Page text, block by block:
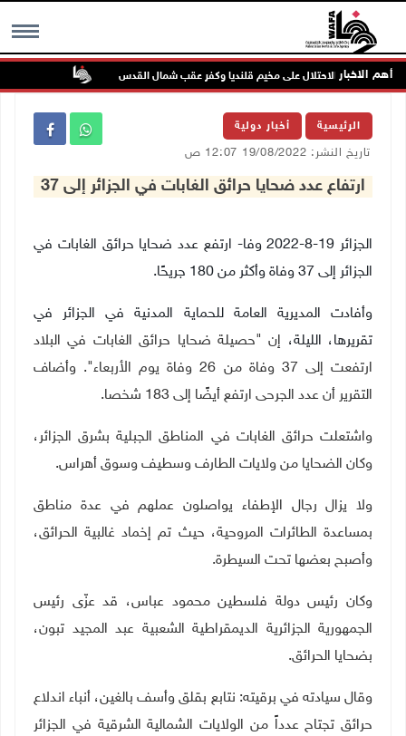
MENU أهم الاخبار
الرئيسية أخبار دولية
تاريخ النشر: 19/08/2022 12:07 ص
ارتفاع عدد ضحايا حرائق الغابات في الجزائر إلى 37
الجزائر 19-8-2022 وفا- ارتفع عدد ضحايا حرائق الغابات في
الجزائر إلى 37 وفاة وأكثر من 180 جريحًا.
وأفادت المديرية العامة للحماية المدنية في الجزائر في
تقريرها، الليلة، إن "حصيلة ضحايا حرائق الغابات في البلاد
ارتفعت إلى 37 وفاة من 26 وفاة يوم الأربعاء"
. وأضاف
التقرير أن عدد الجرحى ارتفع أيضًا إلى 183 شخصا.
واشتعلت حرائق الغابات في المناطق الجبلية بشرق الجزائر،
وكان الضحايا من ولايات الطارف وسطيف وسوق أهراس.
ولا يزال رجال الإطفاء يواصلون عملهم في عدة مناطق
بمساعدة الطائرات المروحية، حيث تم إخماد غالبية الحرائق،
وأصبح بعضها تحت السيطرة.
وكان رئيس دولة فلسطين محمود عباس، قد عزّى رئيس
الجمهورية الجزائرية الديمقراطية الشعبية عبد المجيد تبون،
بضحايا الحرائق.
وقال سيادته في برقيته: نتابع بقلق وأسف بالغين، أنباء اندلاع
حرائق تجتاح عدداً من الولايات الشمالية الشرقية في الجزائر